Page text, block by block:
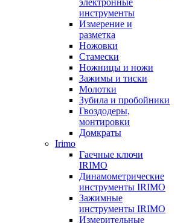
электронные
инструменты
Измерение и
разметка
Ножовки
Стамески
Ножницы и ножи
Зажимы и тиски
Молотки
Зубила и пробойники
Гвоздодеры,
монтировки
Домкраты
Irimo
Гаечные ключи
IRIMO
Динамометрические
инструменты IRIMO
Зажимные
инструменты IRIMO
Измерительные